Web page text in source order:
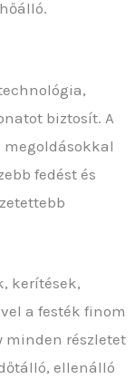
biztosít. A
megoldásokkal
fedést és
kerítések,
a festék finom
minden részletet
ellenálló